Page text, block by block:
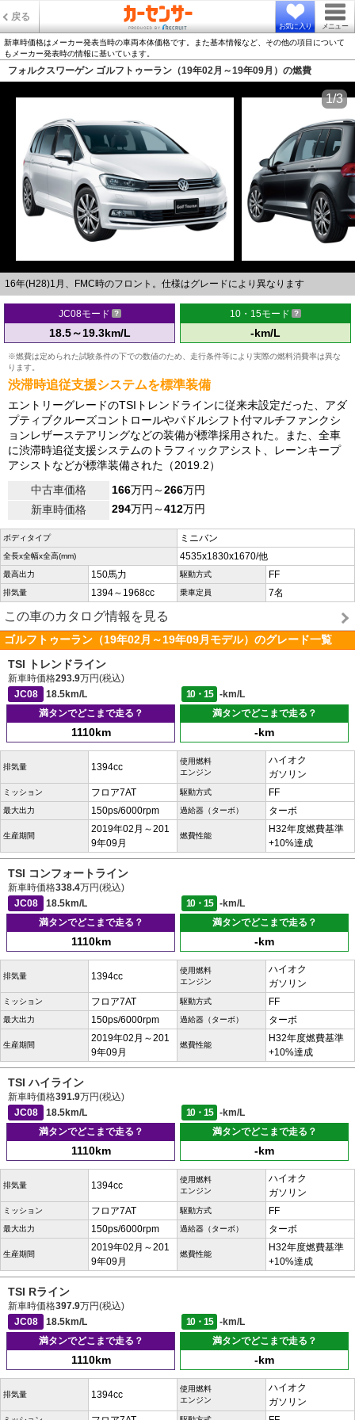
戻る
お気に入り メニュー
新車時価格はメーカー発表当時の車両本体価格です。また基本情報など、その他の項目について
もメーカー発表時の情報に基いています。
フォルクスワーゲン ゴルフトゥーラン（19年02月～19年09月）の燃費
16年(H28)1月、FMC時のフロント。仕様はグレードにより異なります
1/3
JC08モード
18.5～19.3km/L
10・15モード
-km/L
※燃費は定められた試験条件の下での数値のため、走行条件等により実際の燃料消費率は異な
ります。
渋滞時追従支援システムを標準装備
エントリーグレードのTSIトレンドラインに従来未設定だった、アダ
プティブクルーズコントロールやパドルシフト付マルチファンクシ
ョンレザーステアリングなどの装備が標準採用された。また、全車
に渋滞時追従支援システムのトラフィックアシスト、レーンキープ
アシストなどが標準装備された（2019.2）
中古車価格
166万円～266万円
新車時価格
294万円～412万円
ボディタイプ ミニバン
全長x全幅x全高(mm) 4535x1830x1670/他
最高出力 150馬力 駆動方式 FF
排気量 1394～1968cc 乗車定員 7名
この車のカタログ情報を見る
ゴルフトゥーラン（19年02月～19年09月モデル）のグレード一覧
TSI トレンドライン
新車時価格293.9万円(税込)
JC08
18.5km/L 10・15
-km/L
満タンでどこまで走る？
1110km
満タンでどこまで走る？
-km
排気量 1394cc
使用燃料
エンジン
ハイオク
ガソリン
ミッション フロア7AT 駆動方式 FF
最大出力 150ps/6000rpm 過給器（ターボ） ターボ
生産期間
2019年02月～201
9年09月
燃費性能
H32年度燃費基準
+10%達成
TSI コンフォートライン
新車時価格338.4万円(税込)
JC08
18.5km/L 10・15
-km/L
満タンでどこまで走る？
1110km
満タンでどこまで走る？
-km
排気量 1394cc
使用燃料
エンジン
ハイオク
ガソリン
ミッション フロア7AT 駆動方式 FF
最大出力 150ps/6000rpm 過給器（ターボ） ターボ
生産期間
2019年02月～201
9年09月
燃費性能
H32年度燃費基準
+10%達成
TSI ハイライン
新車時価格391.9万円(税込)
JC08
18.5km/L 10・15
-km/L
満タンでどこまで走る？
1110km
満タンでどこまで走る？
-km
排気量 1394cc
使用燃料
エンジン
ハイオク
ガソリン
ミッション フロア7AT 駆動方式 FF
最大出力 150ps/6000rpm 過給器（ターボ） ターボ
生産期間
2019年02月～201
9年09月
燃費性能
H32年度燃費基準
+10%達成
TSI Rライン
新車時価格397.9万円(税込)
JC08
18.5km/L 10・15
-km/L
満タンでどこまで走る？
1110km
満タンでどこまで走る？
-km
排気量 1394cc
使用燃料
エンジン
ハイオク
ガソリン